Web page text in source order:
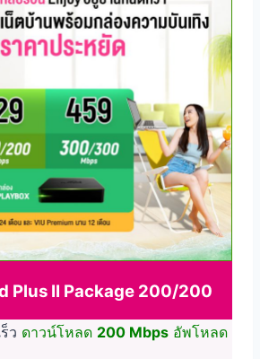
Plus II Package 200/200
ว ดาวน์โหลด 200 Mbps อัพโหลด